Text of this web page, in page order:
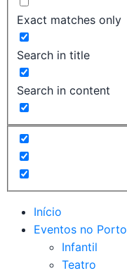
Exact matches only
Search in title
Search in content
Início
Eventos no Porto
Infantil
Teatro